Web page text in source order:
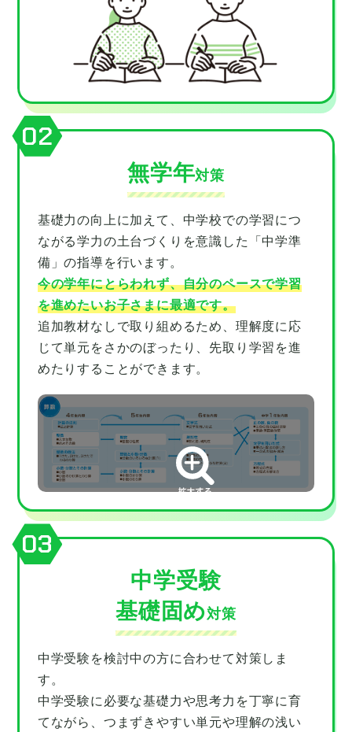
02
無学年対策
基礎力の向上に加えて、中学校での学習につ
ながる学力の土台づくりを意識した「中学準
備」の指導を行います。
今の学年にとらわれず、自分のペースで学習
を進めたいお子さまに最適です。
追加教材なしで取り組めるため、理解度に応
じて単元をさかのぼったり、先取り学習を進
めたりすることができます。
03
中学受験
基礎固め対策
中学受験を検討中の方に合わせて対策しま
す。
中学受験に必要な基礎力や思考力を丁寧に育
てながら、つまずきやすい単元や理解の浅い